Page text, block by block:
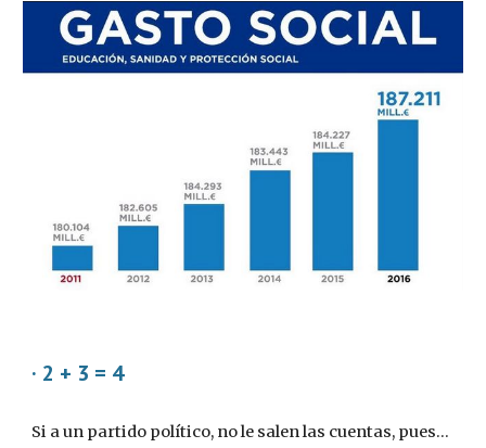
· 2 + 3 = 4
Si a un partido político, no le salen las cuentas, pues...